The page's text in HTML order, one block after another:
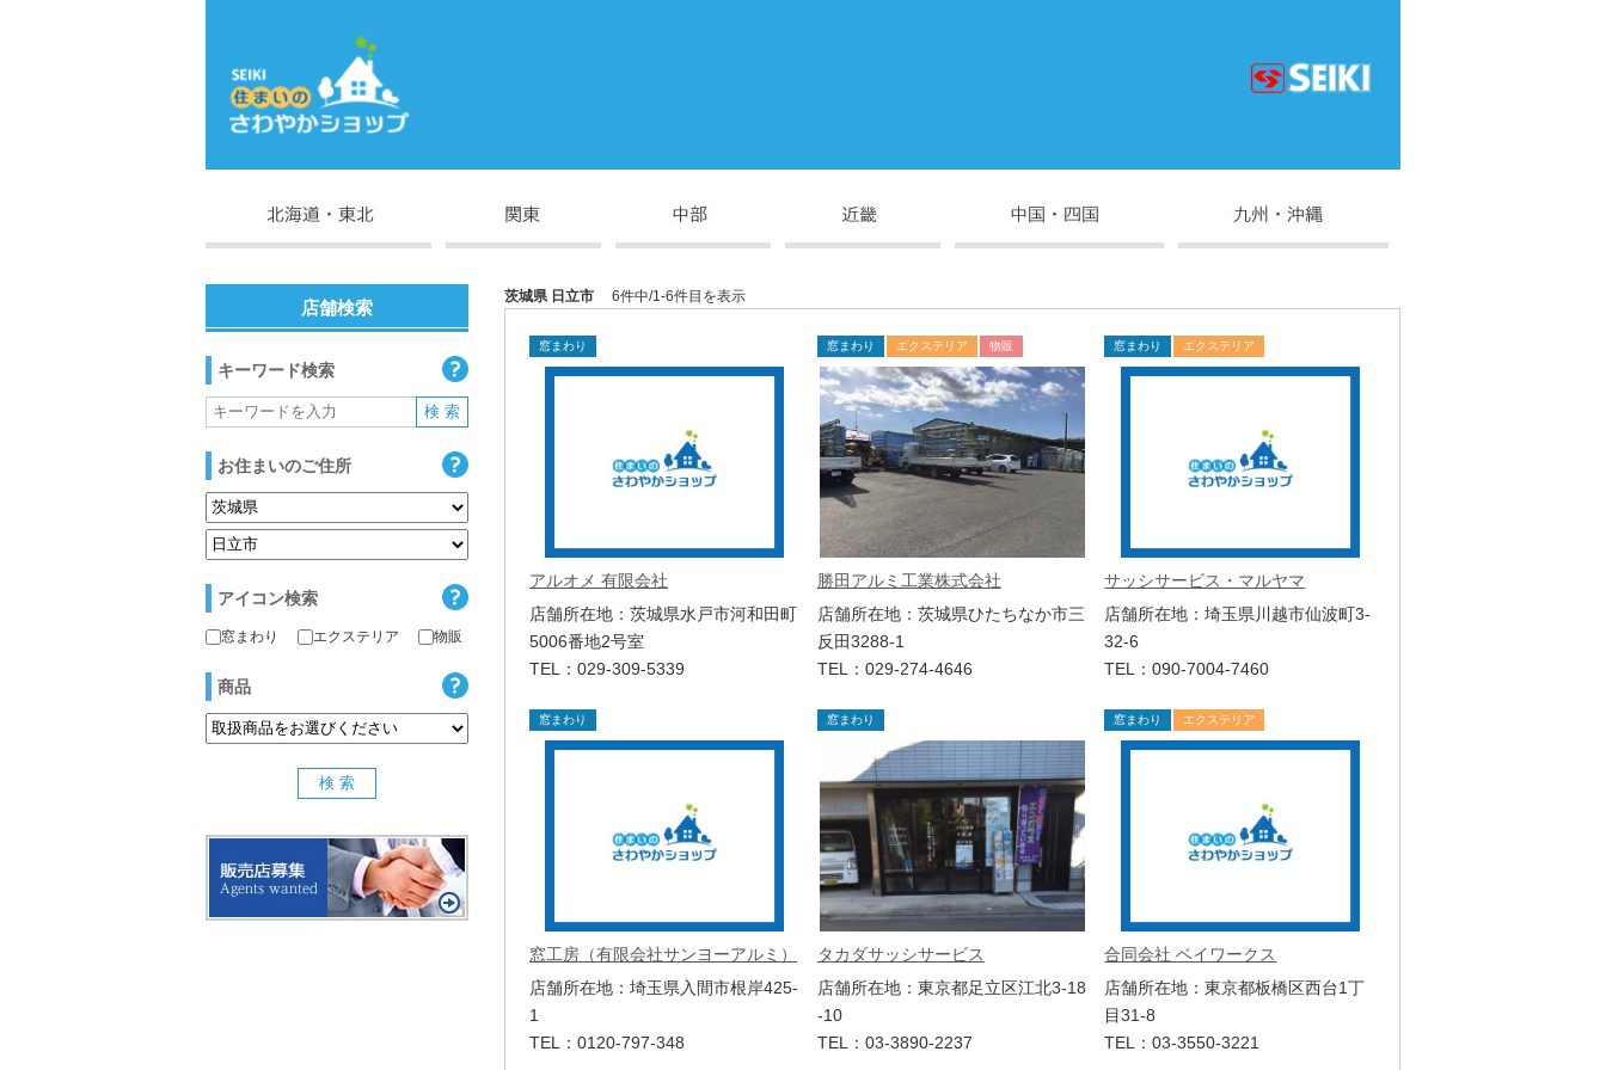
茨城県 日立市 6件中/1-6件目を表示
窓まわり
アルオメ 有限会社
店舗所在地：茨城県水戸市河和田町
5006番地2号室
TEL：029-309-5339
窓まわり エクステリア 物販
勝田アルミ工業株式会社
店舗所在地：茨城県ひたちなか市三
反田3288-1
TEL：029-274-4646
窓まわり エクステリア
サッシサービス・マルヤマ
店舗所在地：埼玉県川越市仙波町3-
32-6
TEL：090-7004-7460
窓まわり
窓工房（有限会社サンヨーアルミ）
店舗所在地：埼玉県入間市根岸425-
1
TEL：0120-797-348
窓まわり
タカダサッシサービス
店舗所在地：東京都足立区江北3-18
-10
TEL：03-3890-2237
窓まわり エクステリア
合同会社 ベイワークス
店舗所在地：東京都板橋区西台1丁
目31-8
TEL：03-3550-3221
店舗検索
キーワード検索
お住まいのご住所
アイコン検索
窓まわり エクステリア 物販
商品